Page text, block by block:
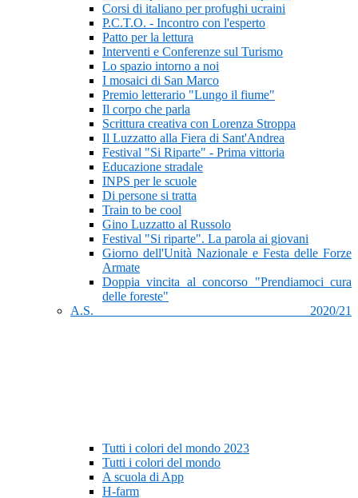
Corsi di italiano per profughi ucraini
P.C.T.O. - Incontro con l'esperto
Patto per la lettura
Interventi e Conferenze sul Turismo
Lo spazio intorno a noi
I mosaici di San Marco
Premio letterario "Lungo il fiume"
Il corpo che parla
Scrittura creativa con Lorenza Stroppa
Il Luzzatto alla Fiera di Sant'Andrea
Festival "Si Riparte" - Prima vittoria
Educazione stradale
INPS per le scuole
Di persone si tratta
Train to be cool
Gino Luzzatto al Russolo
Festival "Si riparte". La parola ai giovani
Giorno dell'Unità Nazionale e Festa delle Forze
Armate
Doppia vincita al concorso "Prendiamoci cura
delle foreste"
A.S. 2020/21
Tutti i colori del mondo 2023
Tutti i colori del mondo
A scuola di App
H-farm